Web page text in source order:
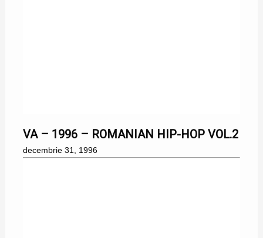
VA – 1996 – ROMANIAN HIP-HOP VOL.2
decembrie 31, 1996